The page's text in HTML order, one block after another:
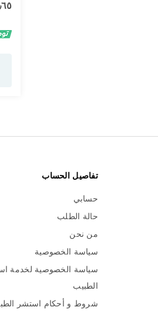
تفاصيل الحساب
حسابي
حالة الطلب
من نحن
سياسة الخصوصية
سياسة الخصوصية لخدمة
الطبيب
شروط و أحكام استشر